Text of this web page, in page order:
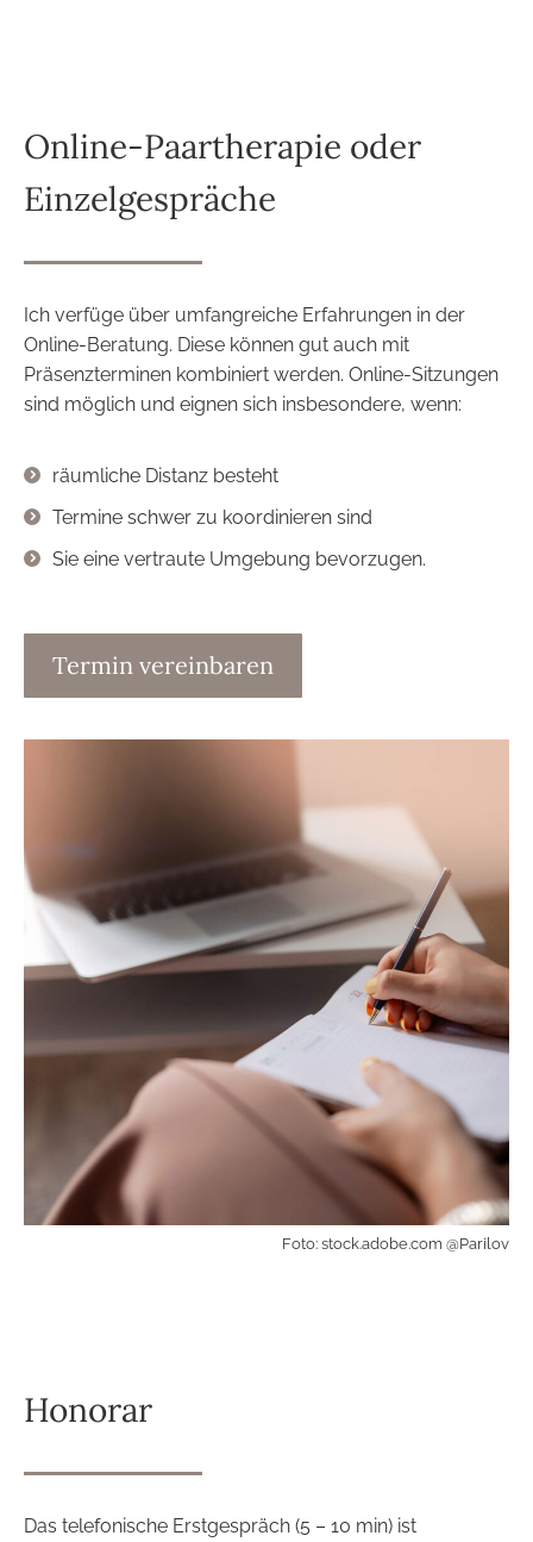
Online-Paartherapie oder
Einzelgespräche
Ich verfüge über umfangreiche Erfahrungen in der
Online-Beratung. Diese können gut auch mit
Präsenzterminen kombiniert werden. Online-Sitzungen
sind möglich und eignen sich insbesondere, wenn:
räumliche Distanz besteht
Termine schwer zu koordinieren sind
Sie eine vertraute Umgebung bevorzugen.
Termin vereinbaren
Foto: stock.adobe.com @Parilov
Honorar
Das telefonische Erstgespräch (5 – 10 min) ist